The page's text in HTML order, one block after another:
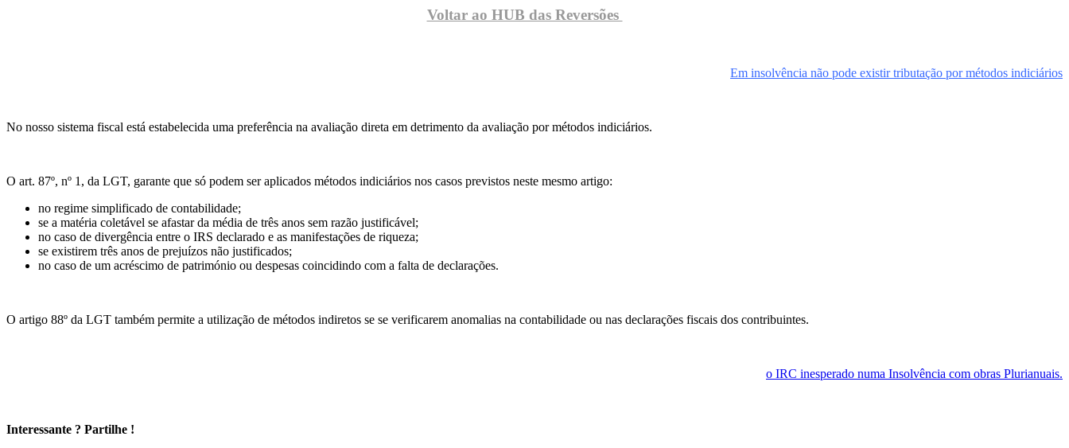
Voltar ao HUB das Reversões
Em insolvência não pode existir tributação por métodos indiciários
No nosso sistema fiscal está estabelecida uma preferência na avaliação direta em detrimento da avaliação por métodos indiciários.
O art. 87º, nº 1, da LGT, garante que só podem ser aplicados métodos indiciários nos casos previstos neste mesmo artigo:
no regime simplificado de contabilidade;
se a matéria coletável se afastar da média de três anos sem razão justificável;
no caso de divergência entre o IRS declarado e as manifestações de riqueza;
se existirem três anos de prejuízos não justificados;
no caso de um acréscimo de património ou despesas coincidindo com a falta de declarações.
O artigo 88º da LGT também permite a utilização de métodos indiretos se se verificarem anomalias na contabilidade ou nas declarações fiscais dos contribuintes.
o IRC inesperado numa Insolvência com obras Plurianuais.
Interessante ? Partilhe !